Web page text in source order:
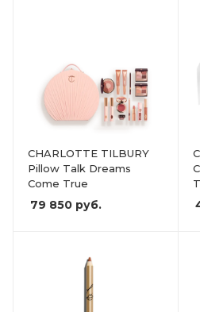
CHARLOTTE TILBURY
Pillow Talk Dreams
Come True
79 850 руб.